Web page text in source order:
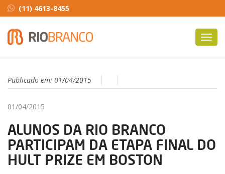
(11) 4613-8455
Publicado em: 01/04/2015
01/04/2015
ALUNOS DA RIO BRANCO
PARTICIPAM DA ETAPA FINAL DO
HULT PRIZE EM BOSTON